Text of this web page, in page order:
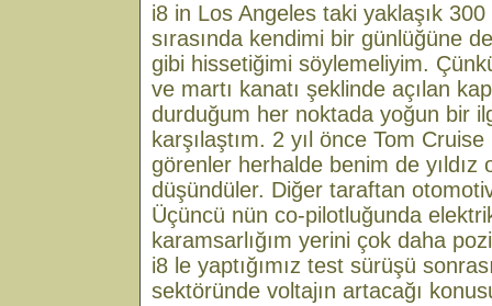
i8 in Los Angeles taki yaklaşık
sırasında kendimi bir günlüğüne
gibi hissetiğimi söylemeliyim.
ve martı kanatı şeklinde açılan
durduğum her noktada yoğun bir
karşılaştım. 2 yıl önce Tom Cruise
görenler herhalde benim de yıldız
düşündüler. Diğer taraftan
Üçüncü nün co-pilotluğunda
karamsarlığım yerini çok daha
i8 le yaptığımız test sürüşü
sektöründe voltajın artacağı